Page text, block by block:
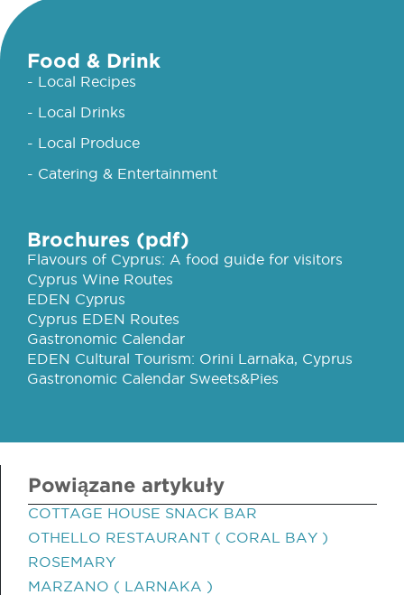
Food & Drink
- Local Recipes
- Local Drinks
- Local Produce
- Catering & Entertainment
Brochures (pdf)
Flavours of Cyprus: A food guide for visitors
Cyprus Wine Routes
EDEN Cyprus
Cyprus EDEN Routes
Gastronomic Calendar
EDEN Cultural Tourism: Orini Larnaka, Cyprus
Gastronomic Calendar Sweets&Pies
Powiązane artykuły
COTTAGE HOUSE SNACK BAR
OTHELLO RESTAURANT ( CORAL BAY )
ROSEMARY
MARZANO ( LARNAKA )